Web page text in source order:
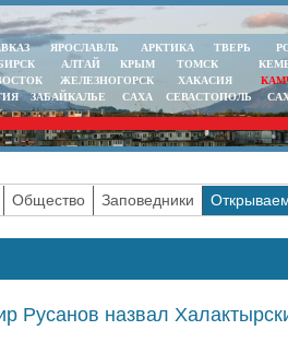
ЯРОСЛАВЛЬ АРКТИКА ТВЕРЬ
АЛТАЙ КРЫМ ТОМСК
ЖЕЛЕЗНОГОРСК ХАКАСИЯ
ЗАБАЙКАЛЬЕ САХА СЕВАСТОПОЛЬ
Общество Заповедники
Русанов назвал